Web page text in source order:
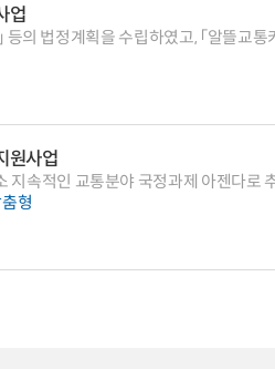
업
법정계획을 수립하였고, 「알뜰교통카
원사업
지속적인 교통분야 국정과제 아젠다
형